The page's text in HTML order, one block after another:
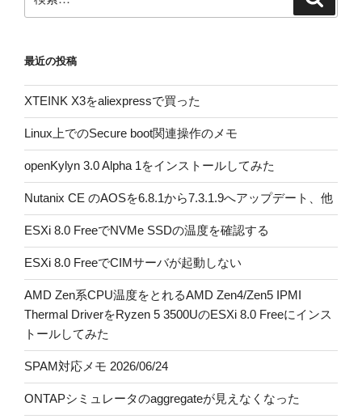
索:
最近の投稿
XTEINK X3をaliexpressで買った
Linux上でのSecure boot関連操作のメモ
openKylyn 3.0 Alpha 1をインストールしてみた
Nutanix CE のAOSを6.8.1から7.3.1.9へアップデート、他
ESXi 8.0 FreeでNVMe SSDの温度を確認する
ESXi 8.0 FreeでCIMサーバが起動しない
AMD Zen系CPU温度をとれるAMD Zen4/Zen5 IPMI
Thermal DriverをRyzen 5 3500UのESXi 8.0 Freeにインス
トールしてみた
SPAM対応メモ 2026/06/24
ONTAPシミュレータのaggregateが見えなくなった